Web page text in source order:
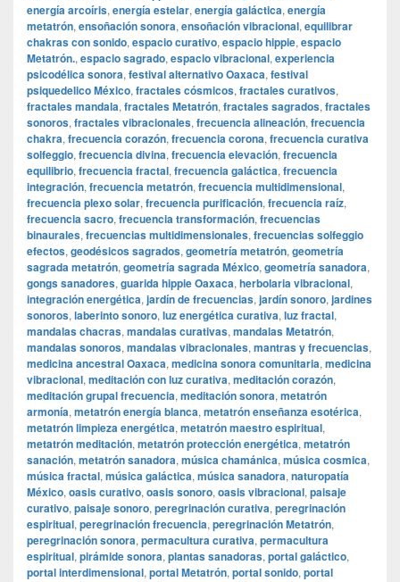
energía arcoíris, energía estelar, energía galáctica, energía
metatrón, ensoñación sonora, ensoñación vibracional, equilibrar
chakras con sonido, espacio curativo, espacio hippie, espacio
Metatrón., espacio sagrado, espacio vibracional, experiencia
psicodélica sonora, festival alternativo Oaxaca, festival
psiquedelico México, fractales cósmicos, fractales curativos,
fractales mandala, fractales Metatrón, fractales sagrados, fractales
sonoros, fractales vibracionales, frecuencia alineación, frecuencia
chakra, frecuencia corazón, frecuencia corona, frecuencia curativa
solfeggio, frecuencia divina, frecuencia elevación, frecuencia
equilibrio, frecuencia fractal, frecuencia galáctica, frecuencia
integración, frecuencia metatrón, frecuencia multidimensional,
frecuencia plexo solar, frecuencia purificación, frecuencia raíz,
frecuencia sacro, frecuencia transformación, frecuencias
binaurales, frecuencias multidimensionales, frecuencias solfeggio
efectos, geodésicos sagrados, geometría metatrón, geometría
sagrada metatrón, geometría sagrada México, geometría sanadora,
gongs sanadores, guarida hippie Oaxaca, herbolaria vibracional,
integración energética, jardín de frecuencias, jardín sonoro, jardines
sonoros, laberinto sonoro, luz energética curativa, luz fractal,
mandalas chacras, mandalas curativas, mandalas Metatrón,
mandalas sonoros, mandalas vibracionales, mantras y frecuencias,
medicina ancestral Oaxaca, medicina sonora comunitaria, medicina
vibracional, meditación con luz curativa, meditación corazón,
meditación grupal frecuencia, meditación sonora, metatrón
armonía, metatrón energía blanca, metatrón enseñanza esotérica,
metatrón limpieza energética, metatrón maestro espiritual,
metatrón meditación, metatrón protección energética, metatrón
sanación, metatrón sanadora, música chamánica, música cosmica,
música fractal, música galáctica, música sanadora, naturopatía
México, oasis curativo, oasis sonoro, oasis vibracional, paisaje
curativo, paisaje sonoro, peregrinación curativa, peregrinación
espiritual, peregrinación frecuencia, peregrinación Metatrón,
peregrinación sonora, permacultura curativa, permacultura
espiritual, pirámide sonora, plantas sanadoras, portal galáctico,
portal interdimensional, portal Metatrón, portal sonido, portal